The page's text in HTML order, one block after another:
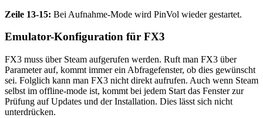
Zeile 13-15: Bei Aufnahme-Mode wird PinVol wieder gestartet.
Emulator-Konfiguration für FX3
FX3 muss über Steam aufgerufen werden. Ruft man FX3 über
Parameter auf, kommt immer ein Abfragefenster, ob dies gewünscht
sei. Folglich kann man FX3 nicht direkt aufrufen. Auch wenn Steam
selbst im offline-mode ist, kommt bei jedem Start das Fenster zur
Prüfung auf Updates und der Installation. Dies lässt sich nicht
unterdrücken.